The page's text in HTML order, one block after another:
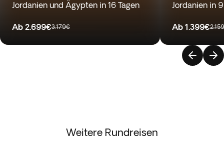
Jordanien und Ägypten in 16 Tagen
Ab 2.699€3.179€
Jordanien in 9
Ab 1.399€
Weitere Rundreisen